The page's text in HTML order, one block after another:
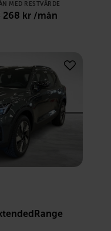
MED RESTVÄRDE
268 kr /mån